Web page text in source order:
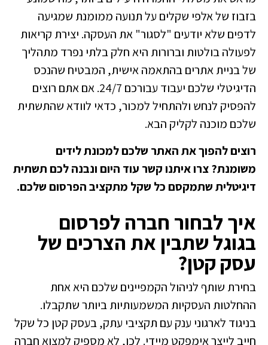
בזבוז של אלפי שקלים על תנועה ממומנת שמגיעה
לדפים שלא יודעים "לסגור" את העסקה. יצירת קריאות
לפעולה בולטות וברורות היא חלק בלתי נפרד מתהליך
שלבניית אתרים בהתאמה אישית, המבטיח שהנכס
הדיגיטלי שלכם יעבוד עבורכם 24/7. אם אתם רוצים
להפסיק לנחש ולהתחיל למכור, כדאי לוודא שהתשתית
שלכם מוכנה לקליק הבא.
רוצים להפוך את האתר שלכם למכונת לידים
משומנת?צרו איתנו קשר עוד היוםונבנה לכם תשתית
דיגיטלית שתמקסם כל שקל מתקציב הפרסום שלכם.
איך לבחור חברה לפרסום
בגוגל שתבין את הצרכים של
עסק קטן?
בחירת שותף לניהול הקמפיינים שלכם היא אחת
ההחלטות העסקיות המשמעותיות ביותר שתקבלו.
בניגוד לארגוני ענק עם תקציבי עתק, בעסק קטן כל שקל
חייב לייצר אימפקט מיידי. לכן, לא מספיק למצוא חברה